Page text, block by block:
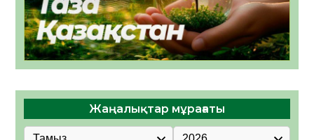
Жаңалықтар мұрағаты